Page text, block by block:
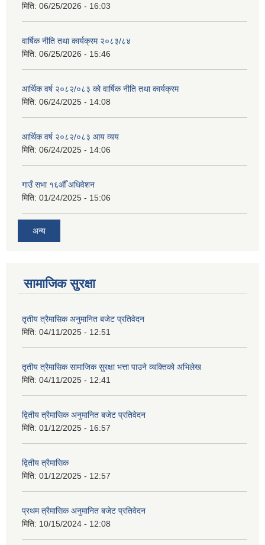
मिति: 06/25/2026 - 16:03
वार्षिक नीति तथा कार्यक्रम २०८३/८४
मिति: 06/25/2026 - 15:46
आर्थिक वर्ष २०८२/०८३ को वार्षिक नीति तथा कार्यक्रम
मिति: 06/24/2025 - 14:08
आर्थिक वर्ष २०८२/०८३ आय व्यय
मिति: 06/24/2025 - 14:06
गाउँ सभा १६औँ अधिवेशन
मिति: 01/24/2025 - 15:06
अन्य
सामाजिक सुरक्षा
तृतीय त्रैमासिक अनुमानित बजेट प्रतिवेदन
मिति: 04/11/2025 - 12:51
तृतीय त्रैमासिक सामाजिक सुरक्षा भत्ता पाउने व्यक्तिको अभिलेख
मिति: 04/11/2025 - 12:41
द्वितीय त्रैमासिक अनुमानित बजेट प्रतिवेदन
मिति: 01/12/2025 - 16:57
द्वितीय त्रैमासिक
मिति: 01/12/2025 - 12:57
प्रथम त्रैमासिक अनुमानित बजेट प्रतिवेदन
मिति: 10/15/2024 - 12:08